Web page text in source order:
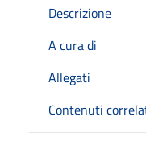
Descrizione
A cura di
Allegati
Contenuti